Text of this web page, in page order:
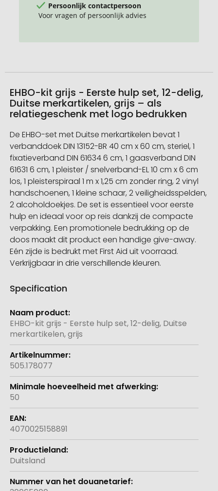
Persoonlijk contactpersoon
Voor vragen of persoonlijk advies
EHBO-kit grijs - Eerste hulp set, 12-delig,
Duitse merkartikelen, grijs – als
relatiegeschenk met logo bedrukken
De EHBO-set met Duitse merkartikelen bevat 1
verbanddoek DIN 13152-BR 40 cm x 60 cm, steriel, 1
fixatieverband DIN 61634 6 cm, 1 gaasverband DIN
61631 6 cm, 1 pleister / snelverband-EL 10 cm x 6 cm
los, 1 pleisterspiraal 1 m x 1,25 cm zonder ring, 2 vinyl
handschoenen, 1 kleine schaar, 2 veiligheidsspelden,
2 alcoholdoekjes. De set is essentieel voor eerste
hulp en ideaal voor op reis dankzij de compacte
verpakking. Een promotionele bedrukking op de
doos maakt dit product een handige give-away.
Eén zijde is bedrukt met First Aid uit voorraad.
Verkrijgbaar in drie verschillende kleuren.
Specification
Meer
informatie
EHBO-kit grijs - Eerste hulp set, 12-delig, Duitse
merkartikelen, grijs
505.178077
50
4070025158891
Duitsland